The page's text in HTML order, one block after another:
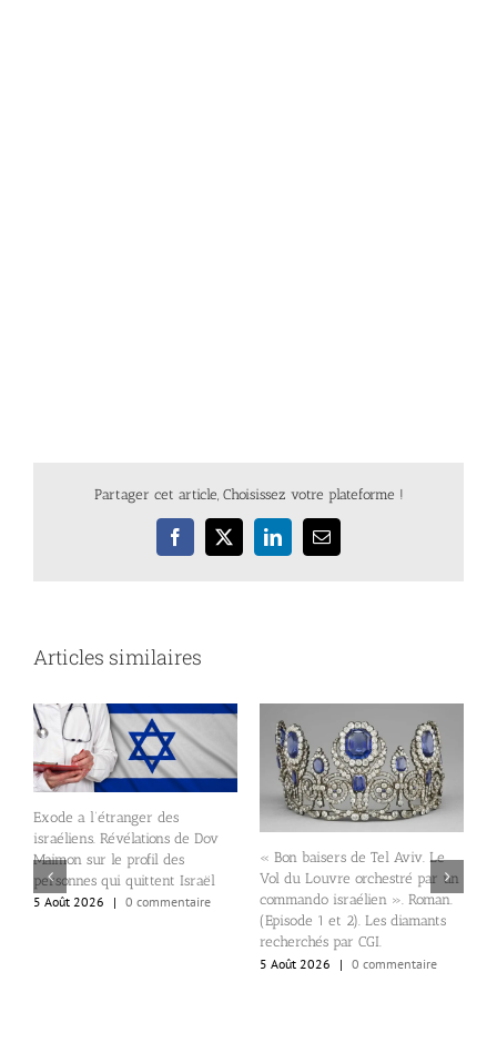
Partager cet article, Choisissez votre plateforme !
Facebook
X LinkedInEmail
Articles similaires
des
de Dov
des
Israël
commentaire
« Bon baisers de Tel Aviv. Le
Vol du Louvre orchestré par un
commando israélien ». Roman.
(Episode 1 et 2). Les diamants
0 commentaire
Services de Matignon.
suicides et deux
suicide ainsi qu’une
suspecte”.
5 Août 2026 | 0